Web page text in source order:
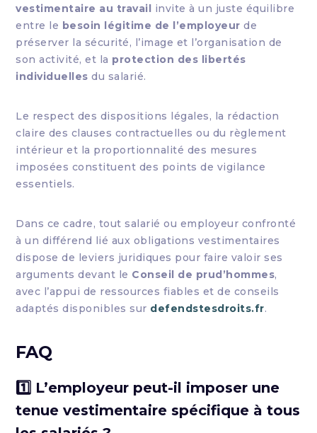
vestimentaire au travail invite à un juste équilibre
entre le besoin légitime de l’employeur de
préserver la sécurité, l’image et l’organisation de
son activité, et la protection des libertés
individuelles du salarié.
Le respect des dispositions légales, la rédaction
claire des clauses contractuelles ou du règlement
intérieur et la proportionnalité des mesures
imposées constituent des points de vigilance
essentiels.
Dans ce cadre, tout salarié ou employeur confronté
à un différend lié aux obligations vestimentaires
dispose de leviers juridiques pour faire valoir ses
arguments devant le Conseil de prud’hommes,
avec l’appui de ressources fiables et de conseils
adaptés disponibles sur defendstesdroits.fr.
FAQ
1️⃣ L’employeur peut-il imposer une
tenue vestimentaire spécifique à tous